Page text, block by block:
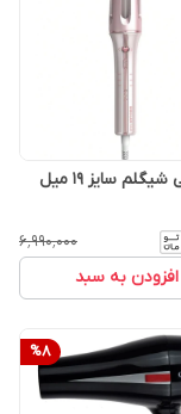
سایز ۱۹ میل
۶٬۹۹۰٬۰۰۰
افزودن به سبد
%8